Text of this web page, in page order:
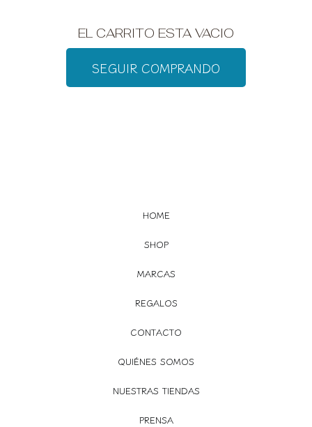
EL CARRITO ESTA VACIO
SEGUIR COMPRANDO
HOME
SHOP
MARCAS
REGALOS
CONTACTO
QUIÉNES SOMOS
NUESTRAS TIENDAS
PRENSA